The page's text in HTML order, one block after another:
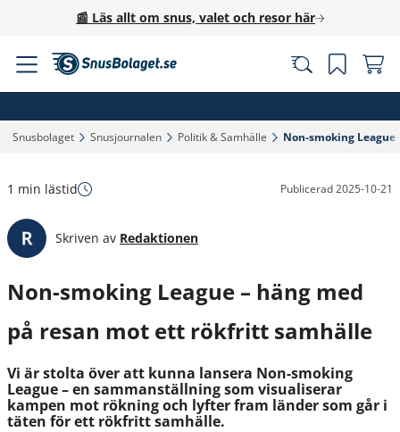
📰 Läs allt om snus, valet och resor här
Snusbolaget‎ Snusjournalen‎ Politik & Samhälle‎ Non-smoking
1 min lästid Publicerad2025-10-21
Skriven av Redaktionen
Non-smoking League – häng med
på resan mot ett rökfritt samhälle
Vi är stolta över att kunna lansera Non-smoking
League – en sammanställning som visualiserar
kampen mot rökning och lyfter fram länder som går i
täten för ett rökfritt samhälle.